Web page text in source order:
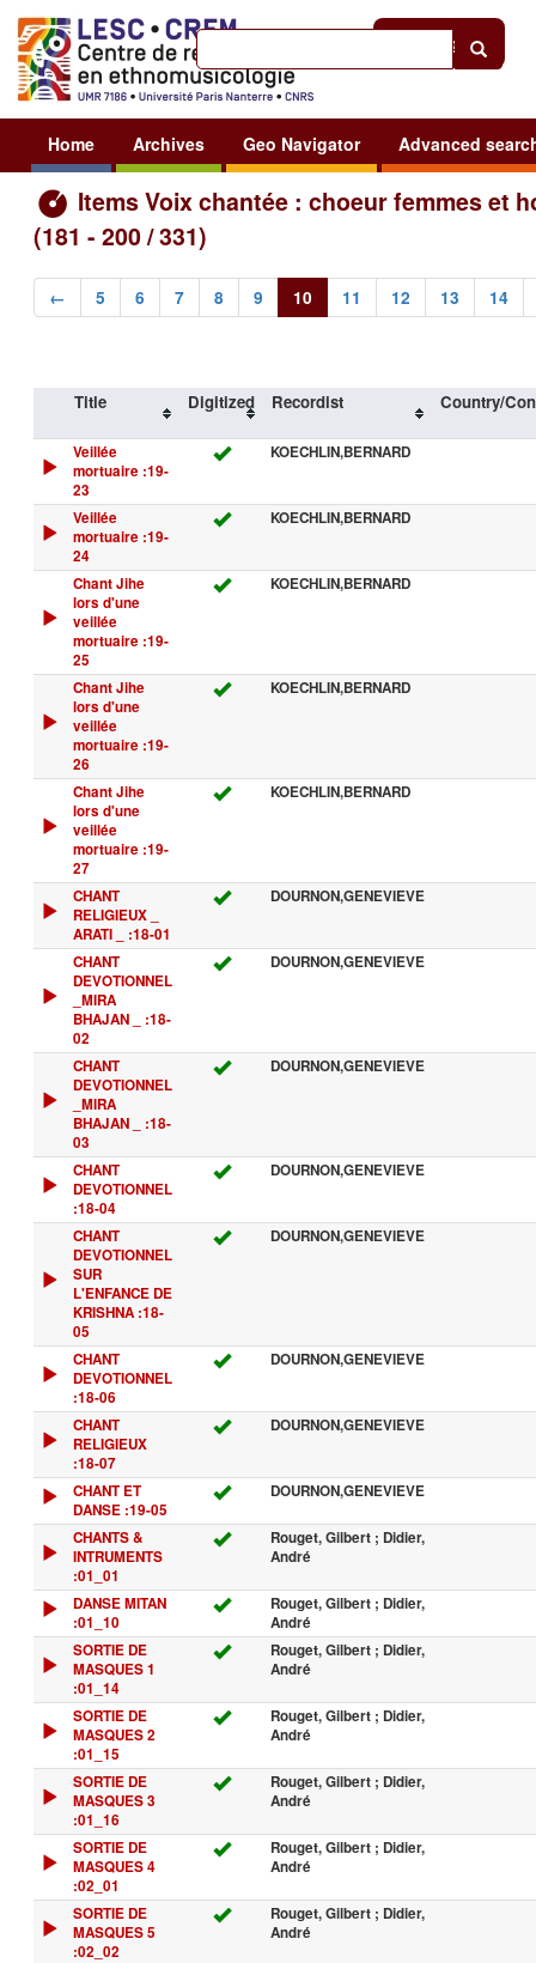
Sign in
Home Archives Geo Navigator Advanced
Items Voix chantée : choeur femmes et
(181 - 200 / 331)
← 5 6 7 8 9 10 11 12 13 14
Title Digitized Recordist Country/
Veillée
mortuaire :19-
23
KOECHLIN,BERNARD
Veillée
mortuaire :19-
24
KOECHLIN,BERNARD
Chant Jihe
lors d'une
veillée
mortuaire :19-
25
KOECHLIN,BERNARD
Chant Jihe
lors d'une
veillée
mortuaire :19-
26
KOECHLIN,BERNARD
Chant Jihe
lors d'une
veillée
mortuaire :19-
27
KOECHLIN,BERNARD
CHANT
RELIGIEUX _
ARATI _ :18-01
DOURNON,GENEVIEVE
CHANT
DEVOTIONNEL
_MIRA
BHAJAN _ :18-
02
DOURNON,GENEVIEVE
CHANT
DEVOTIONNEL
_MIRA
BHAJAN _ :18-
03
DOURNON,GENEVIEVE
CHANT
DEVOTIONNEL
:18-04
DOURNON,GENEVIEVE
CHANT
DEVOTIONNEL
SUR
L'ENFANCE DE
KRISHNA :18-
05
DOURNON,GENEVIEVE
CHANT
DEVOTIONNEL
:18-06
DOURNON,GENEVIEVE
CHANT
RELIGIEUX
:18-07
DOURNON,GENEVIEVE
CHANT ET
DANSE :19-05
DOURNON,GENEVIEVE
CHANTS &
INTRUMENTS
:01_01
Rouget, Gilbert ; Didier,
André
DANSE MITAN
:01_10
Rouget, Gilbert ; Didier,
André
SORTIE DE
MASQUES 1
:01_14
Rouget, Gilbert ; Didier,
André
SORTIE DE
MASQUES 2
:01_15
Rouget, Gilbert ; Didier,
André
SORTIE DE
MASQUES 3
:01_16
Rouget, Gilbert ; Didier,
André
SORTIE DE
MASQUES 4
:02_01
Rouget, Gilbert ; Didier,
André
SORTIE DE
MASQUES 5
:02_02
Rouget, Gilbert ; Didier,
André